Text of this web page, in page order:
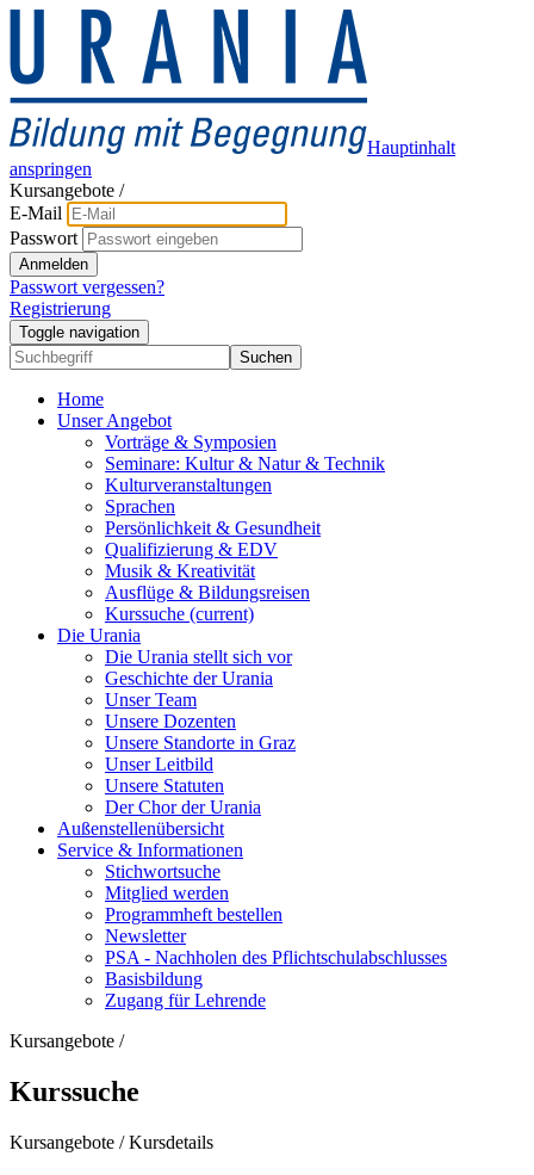
Hauptinhalt
anspringen
Kursangebote /
E-Mail
Passwort
Anmelden
Passwort vergessen?
Registrierung
Toggle navigation
Suchen
Home
Unser Angebot
Vorträge & Symposien
Seminare: Kultur & Natur & Technik
Kulturveranstaltungen
Sprachen
Persönlichkeit & Gesundheit
Qualifizierung & EDV
Musik & Kreativität
Ausflüge & Bildungsreisen
Kurssuche (current)
Die Urania
Die Urania stellt sich vor
Geschichte der Urania
Unser Team
Unsere Dozenten
Unsere Standorte in Graz
Unser Leitbild
Unsere Statuten
Der Chor der Urania
Außenstellenübersicht
Service & Informationen
Stichwortsuche
Mitglied werden
Programmheft bestellen
Newsletter
PSA - Nachholen des Pflichtschulabschlusses
Basisbildung
Zugang für Lehrende
Kursangebote /
Kurssuche
Kursangebote /Kursdetails